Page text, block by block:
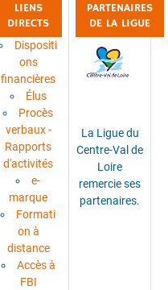
LIENS
DIRECTS
Dispositi
ons
financières
Élus
Procès
verbaux -
Rapports
d'activités
e-
marque
Formati
on à
distance
Accès à
FBI
PARTENAIRES
DE LA LIGUE
La Ligue du
Centre-Val de
Loire
remercie ses
partenaires.